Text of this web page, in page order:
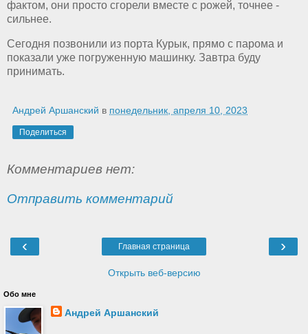
фактом, они просто сгорели вместе с рожей, точнее -
сильнее.
Сегодня позвонили из порта Курык, прямо с парома и
показали уже погруженную машинку. Завтра буду
принимать.
Андрей Аршанский в понедельник, апреля 10, 2023
Поделиться
Комментариев нет:
Отправить комментарий
‹ ›
Главная страница
Открыть веб-версию
Обо мне
Андрей Аршанский